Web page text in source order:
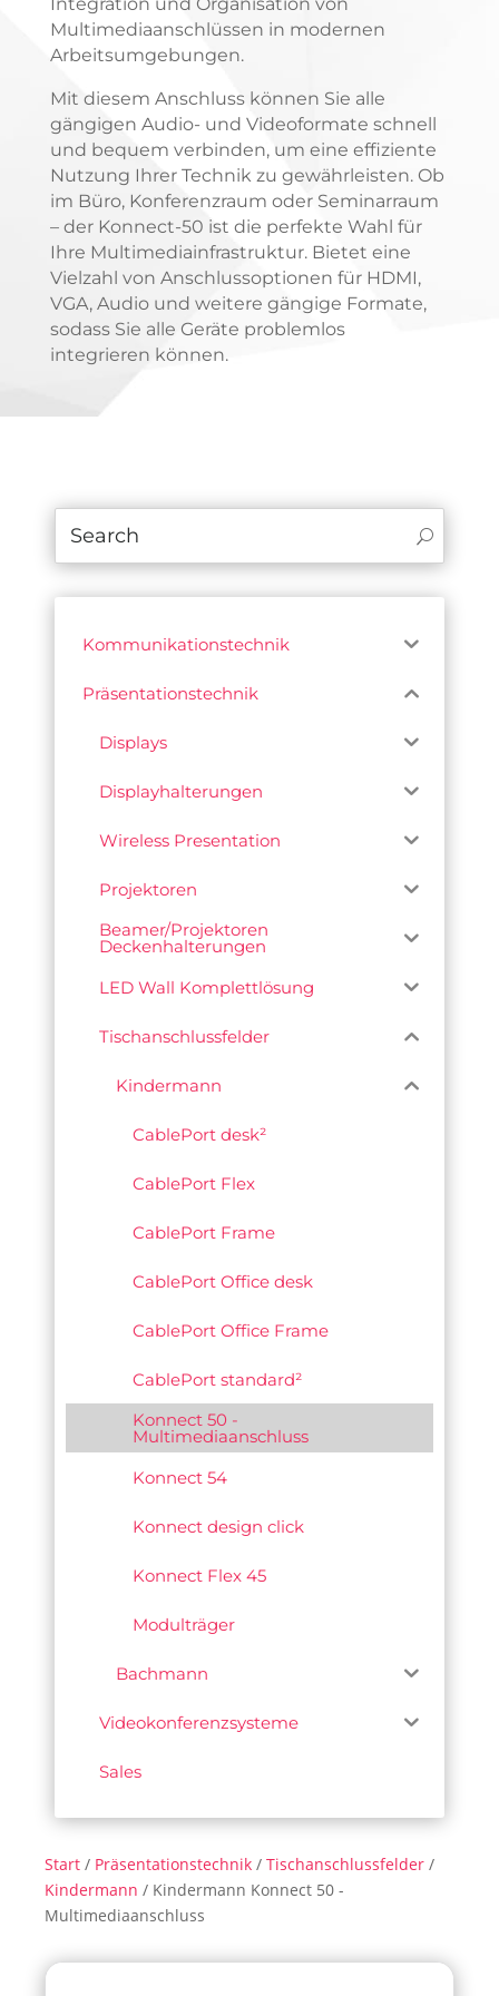
Multimediaanschlüssen in modernen
Arbeitsumgebungen.
Mit diesem Anschluss können Sie alle
gängigen Audio- und Videoformate schnell
und bequem verbinden, um eine effiziente
Nutzung Ihrer Technik zu gewährleisten. Ob
im Büro, Konferenzraum oder Seminarraum
– der Konnect-50 ist die perfekte Wahl für
Ihre Multimediainfrastruktur. Bietet eine
Vielzahl von Anschlussoptionen für HDMI,
VGA, Audio und weitere gängige Formate,
sodass Sie alle Geräte problemlos
integrieren können.
Kommunikationstechnik
Präsentationstechnik
Displays
Displayhalterungen
Wireless Presentation
Projektoren
Beamer/Projektoren
Deckenhalterungen
LED Wall Komplettlösung
Tischanschlussfelder
Kindermann
CablePort desk²
CablePort Flex
CablePort Frame
CablePort Office desk
CablePort Office Frame
CablePort standard²
Konnect 50 -
Multimediaanschluss
Konnect 54
Konnect design click
Konnect Flex 45
Modulträger
Bachmann
Videokonferenzsysteme
Sales
Start / Präsentationstechnik / Tischanschlussfelder /
Kindermann / Kindermann Konnect 50 -
Multimediaanschluss